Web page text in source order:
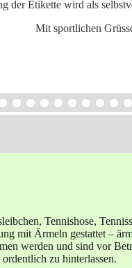
der Etikette wird als
Mit sportlichen
Tennishose,
mit Ärmeln gestattet –
werden und sind vor
zu hinterlassen.